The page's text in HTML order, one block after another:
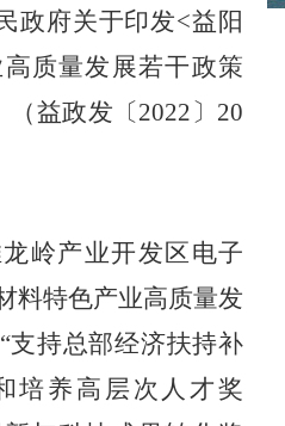
政府关于印发<益阳
质量发展若干政策
（益政发〔2022〕20
岭产业开发区电子
料特色产业高质量发
“支持总部经济扶持补
培养高层次人才奖